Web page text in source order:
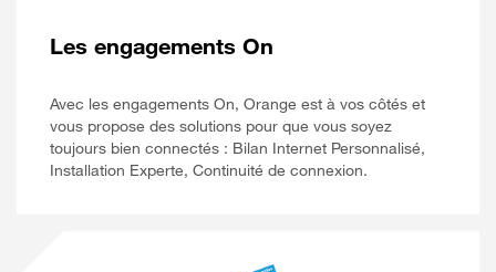
Les engagements On
Avec les engagements On, Orange est à vos côtés et
vous propose des solutions pour que vous soyez
toujours bien connectés : Bilan Internet Personnalisé,
Installation Experte, Continuité de connexion.